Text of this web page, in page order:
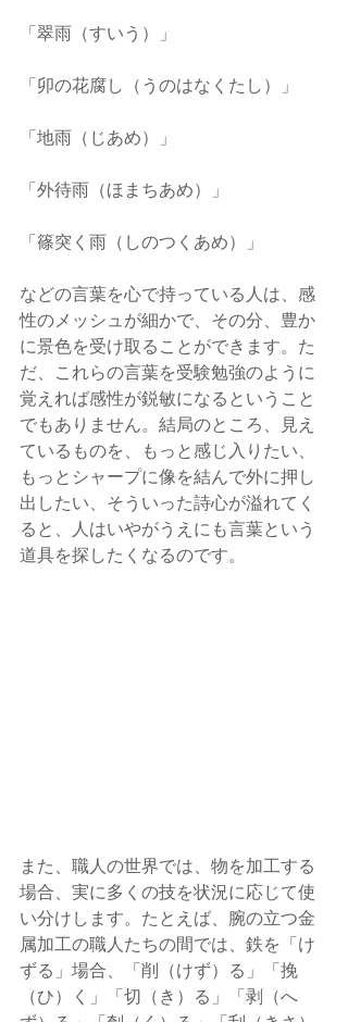
「翠雨（すいう）」
「卯の花腐し（うのはなくたし）」
「地雨（じあめ）」
「外待雨（ほまちあめ）」
「篠突く雨（しのつくあめ）」
などの言葉を心で持っている人は、感
性のメッシュが細かで、その分、豊か
に景色を受け取ることができます。た
だ、これらの言葉を受験勉強のように
覚えれば感性が鋭敏になるということ
でもありません。結局のところ、見え
ているものを、もっと感じ入りたい、
もっとシャープに像を結んで外に押し
出したい、そういった詩心が溢れてく
ると、人はいやがうえにも言葉という
道具を探したくなるのです。
また、職人の世界では、物を加工する
場合、実に多くの技を状況に応じて使
い分けします。たとえば、腕の立つ金
属加工の職人たちの間では、鉄を「け
ずる」場合、「削（けず）る」「挽
（ひ）く」「切（き）る」「剥（へ